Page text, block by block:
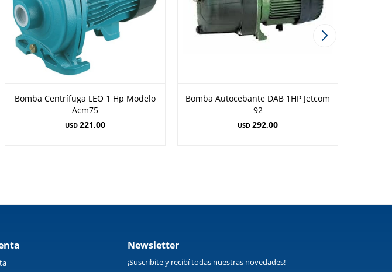
Bomba Centrífuga LEO 1 Hp Modelo
Acm75
USD 221,00
Bomba Autocebante DAB 1HP Jetcom
92
USD 292,00
Newsletter
¡Suscribite y recibí todas nuestras novedades!